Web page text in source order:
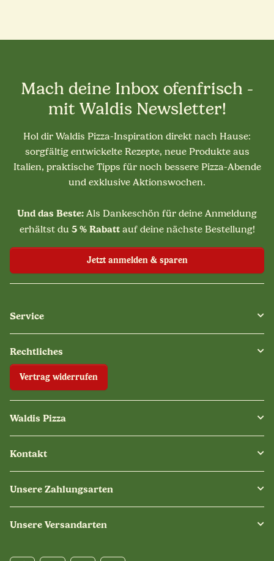
Mach deine Inbox ofenfrisch -
mit Waldis Newsletter!
Hol dir Waldis Pizza-Inspiration direkt nach Hause:
sorgfältig entwickelte Rezepte, neue Produkte aus
Italien, praktische Tipps für noch bessere Pizza-Abende
und exklusive Aktionswochen.
Und das Beste: Als Dankeschön für deine Anmeldung
erhältst du 5 % Rabattauf deine nächste Bestellung!
Jetzt anmelden & sparen
Service
Rechtliches
Vertrag widerrufen
Waldis Pizza
Kontakt
Unsere Zahlungsarten
Unsere Versandarten